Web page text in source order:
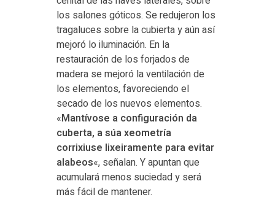
los salones góticos. Se redujeron los
tragaluces sobre la cubierta y aún así
mejoró lo iluminación. En la
restauración de los forjados de
madera se mejoró la ventilación de
los elementos, favoreciendo el
secado de los nuevos elementos.
«Mantívose a configuración da
cuberta, a súa xeometría
corrixiuse lixeiramente para evitar
alabeos«, señalan. Y apuntan que
acumulará menos suciedad y será
más fácil de mantener.